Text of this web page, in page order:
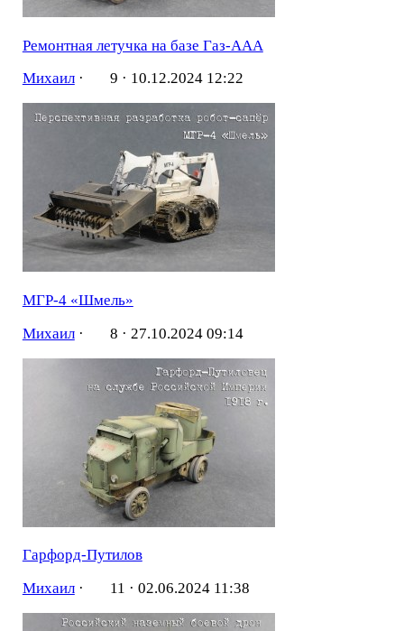
Ремонтная летучка на базе Газ-ААА
Михаил· 9 · 10.12.2024 12:22
МГР-4 «Шмель»
Михаил· 8 · 27.10.2024 09:14
Гарфорд-Путилов
Михаил· 11 · 02.06.2024 11:38